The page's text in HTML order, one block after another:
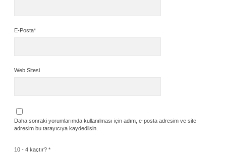
E-Posta*
Web Sitesi
Daha sonraki yorumlarımda kullanılması için adım, e-posta adresim ve site
adresim bu tarayıcıya kaydedilsin.
10 - 4 kaçtır? *